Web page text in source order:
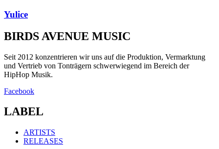
Yulice
BIRDS AVENUE MUSIC
Seit 2012 konzentrieren wir uns auf die Produktion, Vermarktung
und Vertrieb von Tonträgern schwerwiegend im Bereich der
HipHop Musik.
Facebook
LABEL
ARTISTS
RELEASES